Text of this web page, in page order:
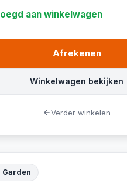
Garden
aan winkelwagen
Winkelwagen bekijken
Afrekenen
Verder winkelen